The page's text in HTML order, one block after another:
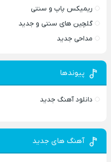
ریمیکس پاپ و سنتی
گلچین های سنتی و جدید
مداحی جدید
پیوندها
دانلود آهنگ جدید
آهنگ های جدید